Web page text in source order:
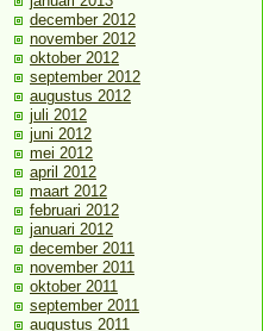
december 2012
november 2012
oktober 2012
september 2012
augustus 2012
juli 2012
juni 2012
mei 2012
april 2012
maart 2012
februari 2012
januari 2012
december 2011
november 2011
oktober 2011
september 2011
augustus 2011